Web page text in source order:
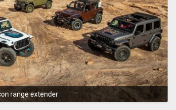
range extender